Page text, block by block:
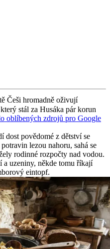
Češi hromadně oživují
stál za Husáka pár korun
oblíbených zdrojů pro Google
dost povědomé z dětství se
lezou nahoru, sahá se
rodinné rozpočty nad vodou.
a uzeniny, někde tomu říkají
eintopf.